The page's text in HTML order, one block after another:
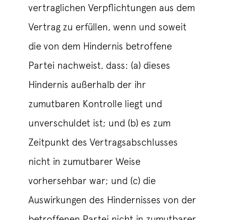
vertraglichen Verpflichtungen aus dem
Vertrag zu erfüllen, wenn und soweit
die von dem Hindernis betroffene
Partei nachweist, dass: (a) dieses
Hindernis außerhalb der ihr
zumutbaren Kontrolle liegt und
unverschuldet ist; und (b) es zum
Zeitpunkt des Vertragsabschlusses
nicht in zumutbarer Weise
vorhersehbar war; und (c) die
Auswirkungen des Hindernisses von der